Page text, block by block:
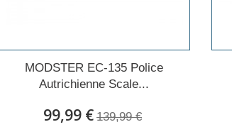
MODSTER EC-135 Police
Autrichienne Scale...
99,99 € 139,99 €